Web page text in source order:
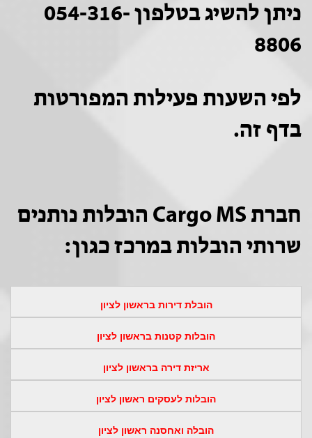
ניתן להשיג בטלפון 054-316-
8806
לפי השעות פעילות המפורטות
בדף זה.
חברת Cargo MS הובלות נותנים
שרותי הובלות במרכז כגון:
הובלת דירות בראשון לציון
הובלות קטנות בראשון לציון
אריזת דירה בראשון לציון
הובלות לעסקים ראשון לציון
הובלה ואחסנה ראשון לציון